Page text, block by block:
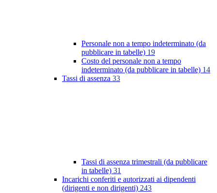
Personale non a tempo indeterminato (da
pubblicare in tabelle) 19
Costo del personale non a tempo
indeterminato (da pubblicare in tabelle) 14
Tassi di assenza 33
Tassi di assenza trimestrali (da pubblicare
in tabelle) 31
Incarichi conferiti e autorizzati ai dipendenti
(dirigenti e non dirigenti) 243